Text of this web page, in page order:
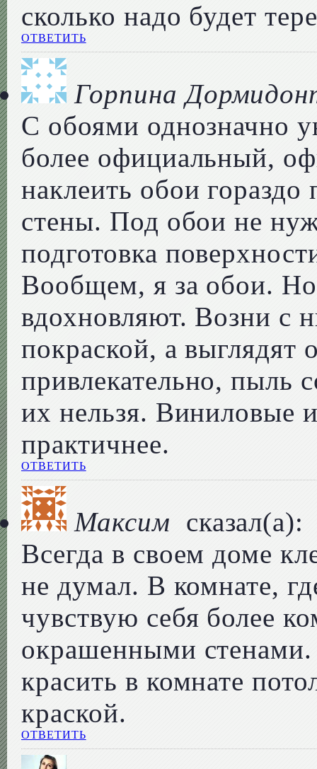
сколько надо будет
ОТВЕТИТЬ
Горпина
С обоями однозначно
более официальный,
наклеить обои
стены. Под обои не
подготовка
Вообщем, я за обои.
вдохновляют. Возни с
покраской, а выглядят
привлекательно, пыль
их нельзя. Виниловые
практичнее.
ОТВЕТИТЬ
Максим сказал(а):
Всегда в своем доме
не думал. В комнате,
чувствую себя более
окрашенными стенами.
красить в комнате
краской.
ОТВЕТИТЬ